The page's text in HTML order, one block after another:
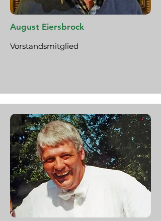
August Eiersbrock
Vorstandsmitglied